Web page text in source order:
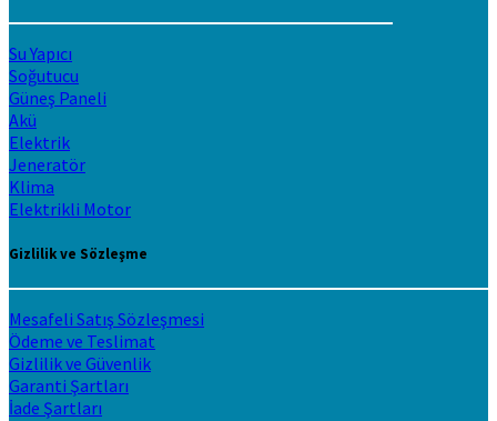
Su Yapıcı
Soğutucu
Güneş Paneli
Akü
Elektrik
Jeneratör
Klima
Elektrikli Motor
Gizlilik ve Sözleşme
Mesafeli Satış Sözleşmesi
Ödeme ve Teslimat
Gizlilik ve Güvenlik
Garanti Şartları
İade Şartları